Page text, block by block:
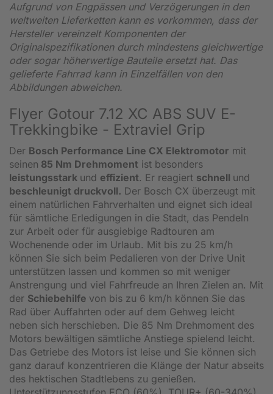
Aufgrund von Engpässen und Verzögerungen in den
weltweiten Lieferketten kann es vorkommen, dass der
Hersteller vereinzelt Komponenten der
Originalspezifikationen durch mindestens gleichwertige
oder sogar höherwertige Bauteile ersetzt hat. Das
gelieferte Fahrrad kann in Einzelfällen von den
Abbildungen abweichen.
Flyer Gotour 7.12 XC ABS SUV E-
Trekkingbike - Extraviel Grip
Der Bosch Performance Line CX Elektromotor mit
seinen 85 Nm Drehmoment ist besonders
leistungsstark und effizient. Er reagiert schnell und
beschleunigt druckvoll. Der Bosch CX überzeugt mit
einem natürlichen Fahrverhalten und eignet sich ideal
für sämtliche Erledigungen in die Stadt, das Pendeln
zur Arbeit oder für ausgiebige Radtouren am
Wochenende oder im Urlaub. Mit bis zu 25 km/h
können Sie sich beim Pedalieren von der Drive Unit
unterstützen lassen und kommen so mit weniger
Anstrengung und viel Fahrfreude an Ihren Zielen an. Mit
der Schiebehilfe von bis zu 6 km/h können Sie das
Rad über Auffahrten oder auf dem Gehweg leicht
neben sich herschieben. Die 85 Nm Drehmoment des
Motors bewältigen sämtliche Anstiege spielend leicht.
Das Getriebe des Motors ist leise und Sie können sich
ganz darauf konzentrieren die Klänge der Natur abseits
des hektischen Stadtlebens zu genießen.